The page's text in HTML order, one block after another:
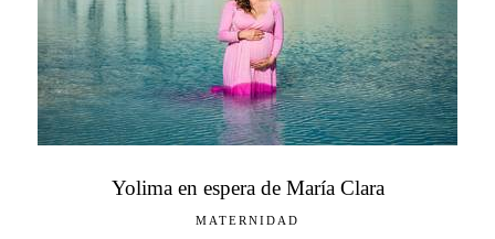
Yolima en espera de María Clara
MATERNIDAD